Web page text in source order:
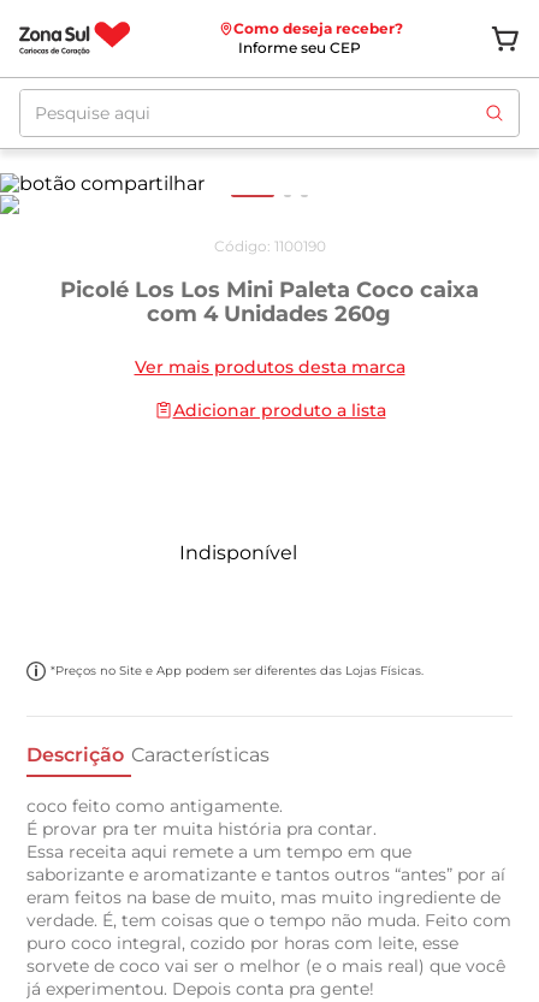
Como deseja receber?
Informe seu CEP
Pesquise aqui
Código: 1100190
Picolé Los Los Mini Paleta Coco caixa
com 4 Unidades 260g
Ver mais produtos desta marca
Adicionar produto a lista
Indisponível
*Preços no Site e App podem ser diferentes das Lojas Físicas.
Descrição Características
coco feito como antigamente.
É provar pra ter muita história pra contar.
Essa receita aqui remete a um tempo em que
saborizante e aromatizante e tantos outros “antes” por aí
eram feitos na base de muito, mas muito ingrediente de
verdade. É, tem coisas que o tempo não muda. Feito com
puro coco integral, cozido por horas com leite, esse
sorvete de coco vai ser o melhor (e o mais real) que você
já experimentou. Depois conta pra gente!